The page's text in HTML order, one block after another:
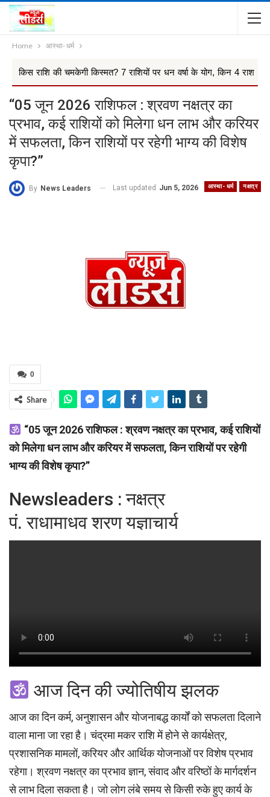
Home आस्था- धर्म
किस्मत? 7 राशियों पर धन वर्षा के योग, किन 4 राश...
“05 जून 2026 राशिफल : श्रवण नक्षत्र का
प्रभाव, कई राशियों को मिलेगा धन लाभ और करियर
में सफलता, किन राशियों पर रहेगी भाग्य की विशेष
कृपा?”
आस्था- धर्म नक्षत्र
By News Leaders Last updated Jun 5, 2026
0
Share
“05 जून 2026 राशिफल : श्रवण नक्षत्र का प्रभाव, कई राशियों
को मिलेगा धन लाभ और करियर में सफलता, किन राशियों पर रहेगी
भाग्य की विशेष कृपा?”
Newsleaders : नक्षत्र
पं. राधामाधव शरण यज्ञाचार्य
आज दिन की ज्योतिषीय झलक
आज का दिन कर्म, अनुशासन और योजनाबद्ध कार्यों को सफलता दिलाने
वाला माना जा रहा है। चंद्रमा मकर राशि में होने से कार्यक्षेत्र,
प्रशासनिक मामलों, करियर और आर्थिक योजनाओं पर विशेष प्रभाव
रहेगा। श्रवण नक्षत्र का प्रभाव ज्ञान, संवाद और वरिष्ठों के मार्गदर्शन
से लाभ दिला सकता है। जो लोग लंबे समय से किसी रुके हुए कार्य के